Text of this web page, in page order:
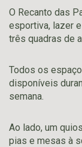
O Recanto das
esportiva, lazer
três quadras de
Todos os
disponíveis
semana.
Ao lado, um
pias e mesas à